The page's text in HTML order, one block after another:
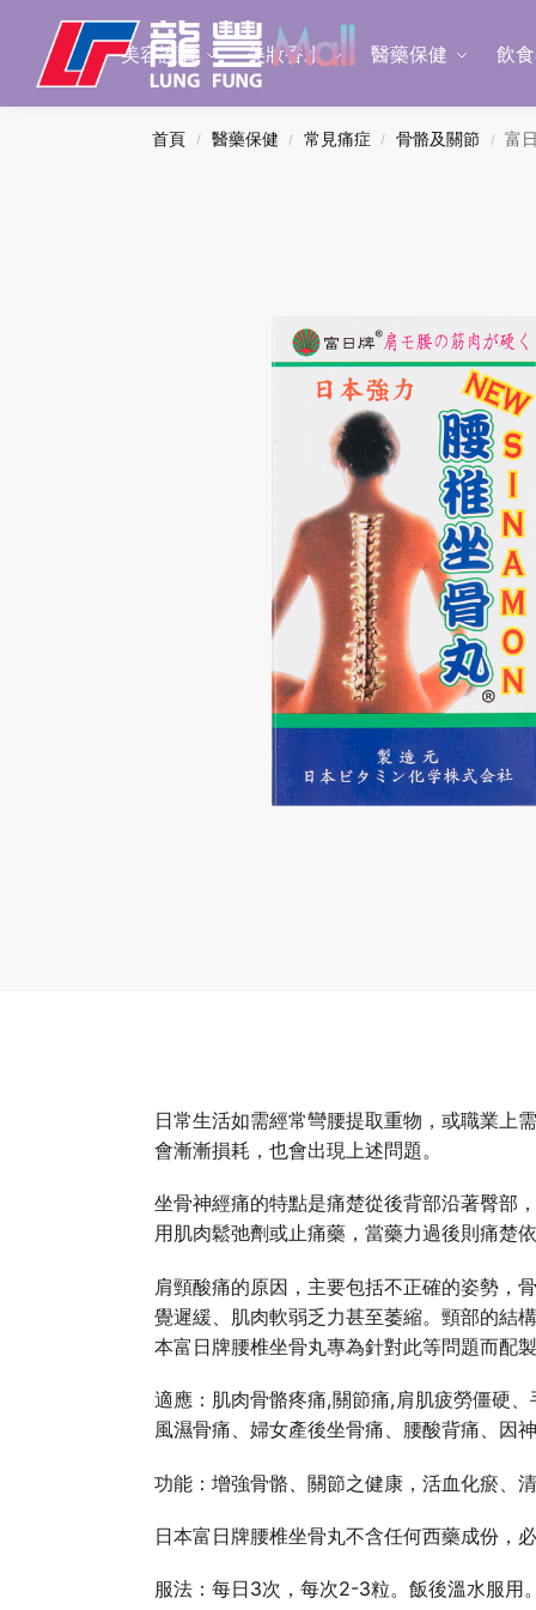
美容護膚 美妝香水 醫藥保健 飲
Search
首頁 / 醫藥保健 / 常見痛症 / 骨骼及關節 / 富
日常生活如需經常彎腰提取重物，或職業上
會漸漸損耗，也會出現上述問題。
坐骨神經痛的特點是痛楚從後背部沿著臀部
用肌肉鬆弛劑或止痛藥，當藥力過後則痛楚
肩頸酸痛的原因，主要包括不正確的姿勢，
覺遲緩、肌肉軟弱乏力甚至萎縮。頸部的結
本富日牌腰椎坐骨丸專為針對此等問題而配
適應：肌肉骨骼疼痛,關節痛,肩肌疲勞僵硬
風濕骨痛、婦女產後坐骨痛、腰酸背痛、因
功能：增強骨骼、關節之健康，活血化瘀、
日本富日牌腰椎坐骨丸不含任何西藥成份，
服法：每日3次，每次2-3粒。飯後溫水服用